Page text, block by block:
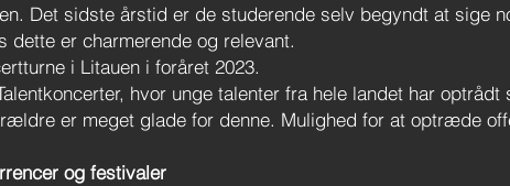
Det sidste årstid er de studerende selv begyndt at sige
dette er charmerende og relevant.
i Litauen i foråret 2023.
hvor unge talenter fra hele landet har
er meget glade for denne. Mulighed for at optræde
og festivaler